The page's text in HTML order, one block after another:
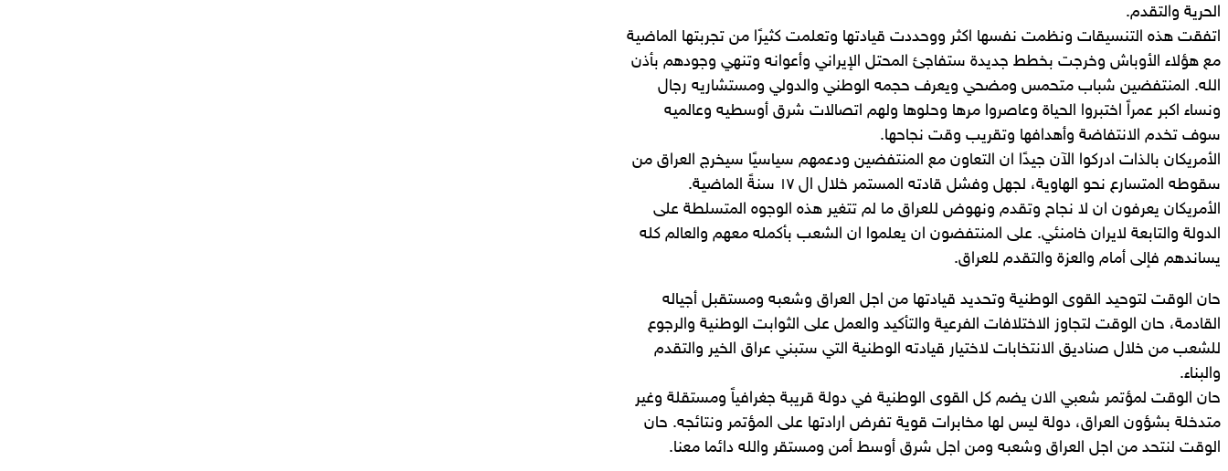
الحرية والتقدم.
اتفقت هذه التنسيقات ونظمت نفسها اكثر ووحددت قيادتها وتعلمت كثيرًا من تجربتها الماضية
مع هؤلاء الأوباش وخرجت بخطط جديدة ستفاجئ المحتل الإيراني وأعوانه وتنهي وجودهم بأذن
الله. المنتفضين شباب متحمس ومضحي ويعرف حجمه الوطني والدولي ومستشاريه رجال
ونساء اكبر عمراً اختبروا الحياة وعاصروا مرها وحلوها ولهم اتصالات شرق أوسطيه وعالميه
سوف تخدم الانتفاضة وأهدافها وتقريب وقت نجاحها.
الأمريكان بالذات ادركوا الآن جيدًا ان التعاون مع المنتفضين ودعمهم سياسيًا سيخرج العراق من
سقوطه المتسارع نحو الهاوية، لجهل وفشل قادته المستمر خلال ال ١٧ سنةً الماضية.
الأمريكان يعرفون ان لا نجاح وتقدم ونهوض للعراق ما لم تتغير هذه الوجوه المتسلطة على
الدولة والتابعة لايران خامنئي. على المنتفضون ان يعلموا ان الشعب بأكمله معهم والعالم كله
يساندهم فإلى أمام والعزة والتقدم للعراق.
حان الوقت لتوحيد القوى الوطنية وتحديد قيادتها من اجل العراق وشعبه ومستقبل أجياله
القادمة، حان الوقت لتجاوز الاختلافات الفرعية والتأكيد والعمل على الثوابت الوطنية والرجوع
للشعب من خلال صناديق الانتخابات لاختيار قيادته الوطنية التي ستبني عراق الخير والتقدم
والبناء.
حان الوقت لمؤتمر شعبي الان يضم كل القوى الوطنية في دولة قريبة جغرافياً ومستقلة وغير
متدخلة بشؤون العراق، دولة ليس لها مخابرات قوية تفرض ارادتها على المؤتمر ونتائجه. حان
الوقت لنتحد من اجل العراق وشعبه ومن اجل شرق أوسط أمن ومستقر والله دائما معنا.